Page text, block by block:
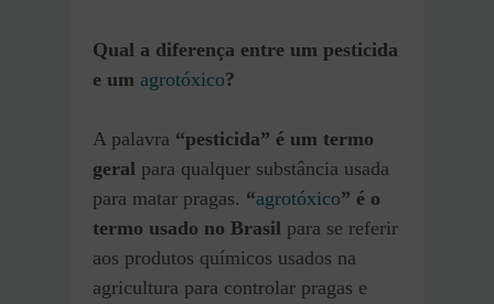
Qual a diferença entre um pesticida
e um agrotóxico?
A palavra “pesticida” é um termo
geral para qualquer substância usada
para matar pragas. “agrotóxico” é o
termo usado no Brasil para se referir
aos produtos químicos usados na
agricultura para controlar pragas e